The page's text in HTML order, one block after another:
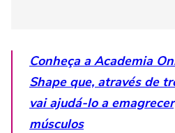
Conheça a Academia
Shape que, através de
vai ajudá-lo a
músculos